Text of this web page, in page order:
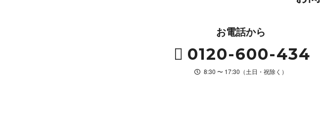
お電話から
0120-600-434
8:30 〜 17:30（土日・祝除く）